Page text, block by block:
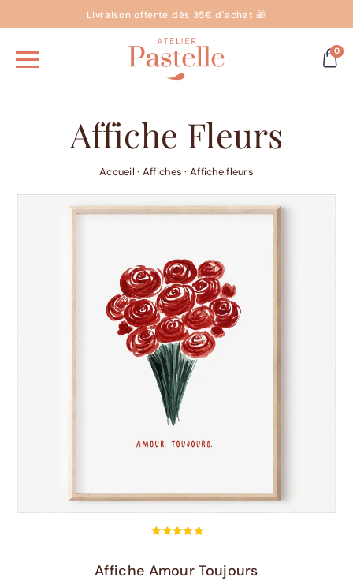
Livraison offerte dès 35€ d'achat 🎁
0
Affiche Fleurs
Accueil · Affiches · Affiche fleurs
Choix Des Options
Affiche Amour Toujours